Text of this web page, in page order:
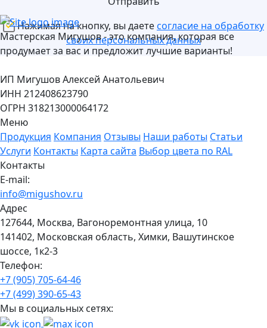
Нажимая на кнопку, вы даетесогласие на обработку
своих персональных данных
Мастерская Мигушов - это компания, которая все
продумает за вас и предложит лучшие варианты!
ИП Мигушов Алексей Анатольевич
ИНН 212408623790
ОГРН 318213000064172
Меню
Продукция Компания Отзывы Наши работы Статьи
Услуги Контакты Карта сайта Выбор цвета по RAL
Контакты
E-mail:
info@migushov.ru
Адрес
127644, Москва, Вагоноремонтная улица, 10
141402, Московская область, Химки, Вашутинское
шоссе, 1к2-3
Телефон:
+7 (905) 705-64-46
+7 (499) 390-65-43
Мы в социальных сетях: